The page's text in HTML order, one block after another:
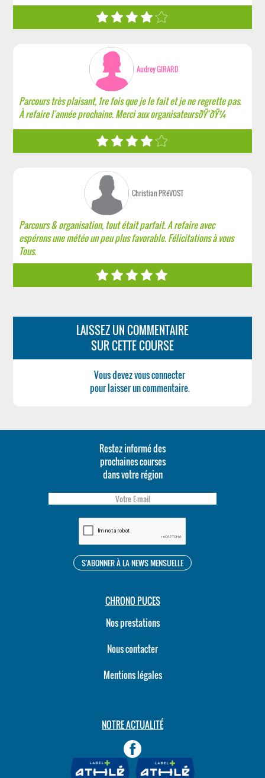
Audrey GIRARD
Parcours très plaisant, 1re fois que je le fait et je ne regrette pas.
À refaire l'année prochaine. Merci aux organisateursðŸ‘ðŸ¾
Christian PRéVOST
Parcours & organisation, tout était parfait. A refaire avec
espérons une météo un peu plus favorable. Félicitations à vous
Tous.
LAISSEZ UN COMMENTAIRE
SUR CETTE COURSE
Vous devez vous connecter
pour laisser un commentaire.
Restez informé des
prochaines courses
dans votre région
CHRONO PUCES
Nos prestations
Nous contacter
Mentions légales
NOTRE ACTUALITÉ